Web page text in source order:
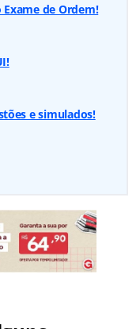
de Ordem!
e simulados!